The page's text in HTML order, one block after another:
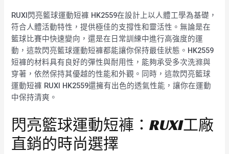
RUXI閃亮籃球運動短褲 HK2559在設計上以人體工學為基礎，
符合人體活動特性，提供極佳的支撐性和靈活性。無論是在
籃球比賽中快速變向，還是在日常訓練中進行高強度的運
動，這款閃亮籃球運動短褲都能讓你保持最佳狀態。HK2559
短褲的材料具有良好的彈性與耐用性，能夠承受多次洗滌與
穿著，依然保持其優越的性能和外觀。同時，這款閃亮籃球
運動短褲 RUXI HK2559還擁有出色的透氣性能，讓你在運動
中保持清爽。
閃亮籃球運動短褲：RUXI工廠
直銷的時尚選擇